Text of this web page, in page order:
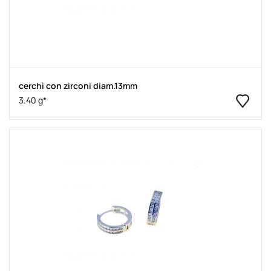
cerchi con zirconi diam.13mm
3.40 g*